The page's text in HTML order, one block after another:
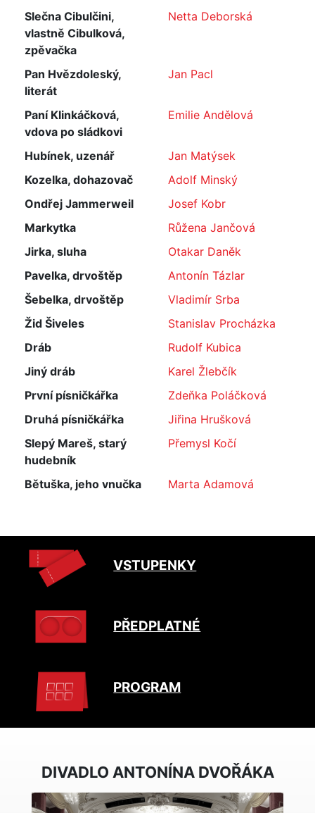
Slečna Cibulčini,
vlastně Cibulková,
zpěvačka
Netta Deborská
Pan Hvězdoleský,
literát
Jan Pacl
Paní Klinkáčková,
vdova po sládkovi
Emilie Andělová
Hubínek, uzenář
Jan Matýsek
Kozelka, dohazovač
Adolf Minský
Ondřej Jammerweil
Josef Kobr
Markytka
Růžena Jančová
Jirka, sluha
Otakar Daněk
Pavelka, drvoštěp
Antonín Tázlar
Šebelka, drvoštěp
Vladimír Srba
Žid Šiveles
Stanislav Procházka
Dráb
Rudolf Kubica
Jiný dráb
Karel Žlebčík
První písničkářka
Zdeňka Poláčková
Druhá písničkářka
Jiřina Hrušková
Slepý Mareš, starý
hudebník
Přemysl Kočí
Bětuška, jeho vnučka Marta Adamová
VSTUPENKY
PŘEDPLATNÉ
PROGRAM
DIVADLO ANTONÍNA DVOŘÁKA